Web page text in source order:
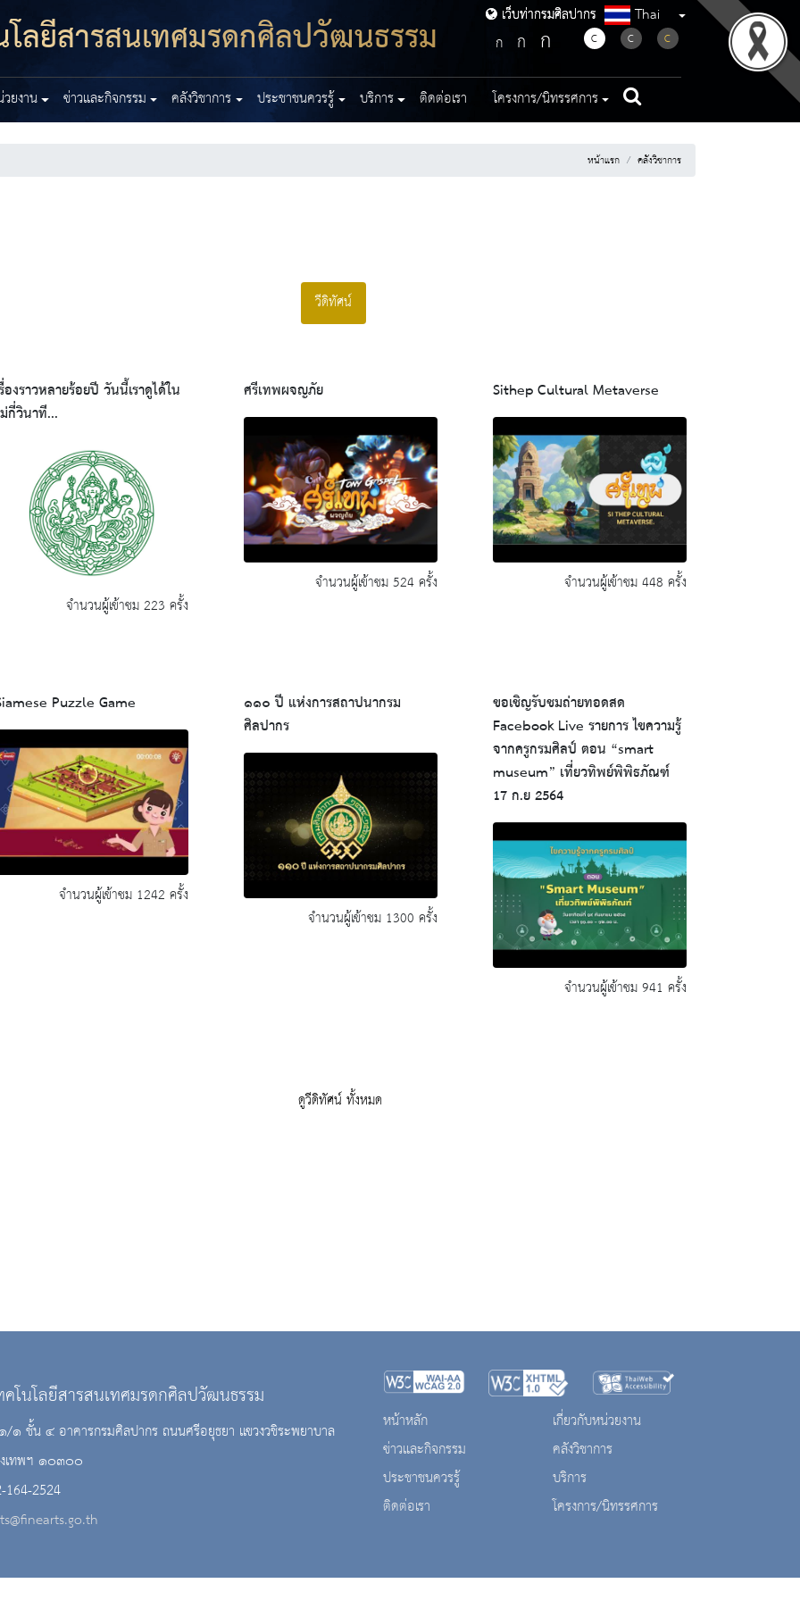
เว็บท่ากรมศิลปากร
ลยีสารสนเทศมรดกศิลปวัฒนธรรม เว็บท่ากรมศิลปากร Thai
ก ก ก C C C
ยงาน ข่าวและกิจกรรม คลังวิชาการ ประชาชนควรรู้ บริการ ติดต่อเรา โครงการ/นิทรรศการ
หน้าแรก คลังวิชาการ
วีดิทัศน์
องราวหลายร้อยปี วันนี้เราดูได้ใน
กี่วินาที...
จำนวนผู้เข้าชม 223 ครั้ง
ศรีเทพผจญภัย
จำนวนผู้เข้าชม 524 ครั้ง
Sithep Cultural Metaverse
จำนวนผู้เข้าชม 448 ครั้ง
Puzzle Game
จำนวนผู้เข้าชม 1242 ครั้ง
๑๑๐ ปี แห่งการสถาปนากรม
ศิลปากร
จำนวนผู้เข้าชม 1300 ครั้ง
ขอเชิญรับชมถ่ายทอดสด
Facebook Live รายการ ไขความรู้
จากครูกรมศิลป์ ตอน “smart
museum” เที่ยวทิพย์พิพิธภัณฑ์
17 ก.ย 2564
จำนวนผู้เข้าชม 941 ครั้ง
ดูวีดิทัศน์ ทั้งหมด
โนโลยีสารสนเทศมรดกศิลปวัฒนธรรม
/๑ ชั้น ๔ อาคารกรมศิลปากร ถนนศรีอยุธยา แขวงวชิระพยาบาล
เทพฯ ๑๐๓๐๐
2524
หน้าหลัก
ข่าวและกิจกรรม
ประชาชนควรรู้
ติดต่อเรา
เกี่ยวกับหน่วยงาน
คลังวิชาการ
บริการ
โครงการ/นิทรรศการ